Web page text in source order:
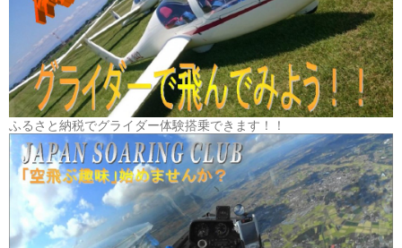
ふるさと納税でグライダー体験搭乗できます！！